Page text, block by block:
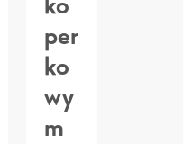
per
ko
wy
m